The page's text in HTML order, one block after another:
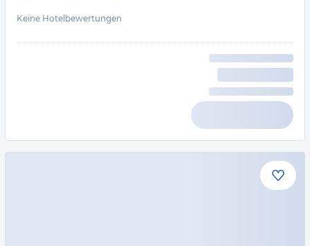
Keine Hotelbewertungen